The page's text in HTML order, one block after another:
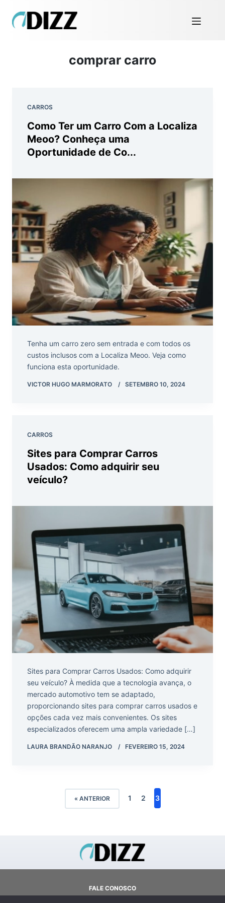
comprar carro
CARROS
Como Ter um Carro Com a Localiza
Meoo? Conheça uma
Oportunidade de Co...
Tenha um carro zero sem entrada e com todos os
custos inclusos com a Localiza Meoo. Veja como
funciona esta oportunidade.
VICTOR HUGO MARMORATO SETEMBRO 10, 2024
CARROS
Sites para Comprar Carros
Usados: Como adquirir seu
veículo?
Sites para Comprar Carros Usados: Como adquirir
seu veículo? À medida que a tecnologia avança, o
mercado automotivo tem se adaptado,
proporcionando sites para comprar carros usados e
opções cada vez mais convenientes. Os sites
especializados oferecem uma ampla variedade […]
LAURA BRANDÃO NARANJO FEVEREIRO 15, 2024
« ANTERIOR 1 2 3
FALE CONOSCO